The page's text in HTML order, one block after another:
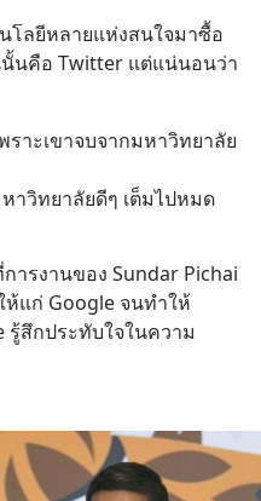
ลยีหลายแห่งสนใจมาซื้อ
นั้นคือ Twitter แต่แน่นอนว่า
ราะเขาจบจากมหาวิทยาลัย
าวิทยาลัยดีๆ เต็มไปหมด
ารงานของ Sundar Pichai
แก่ Google จนทำให้
รู้สึกประทับใจในความ